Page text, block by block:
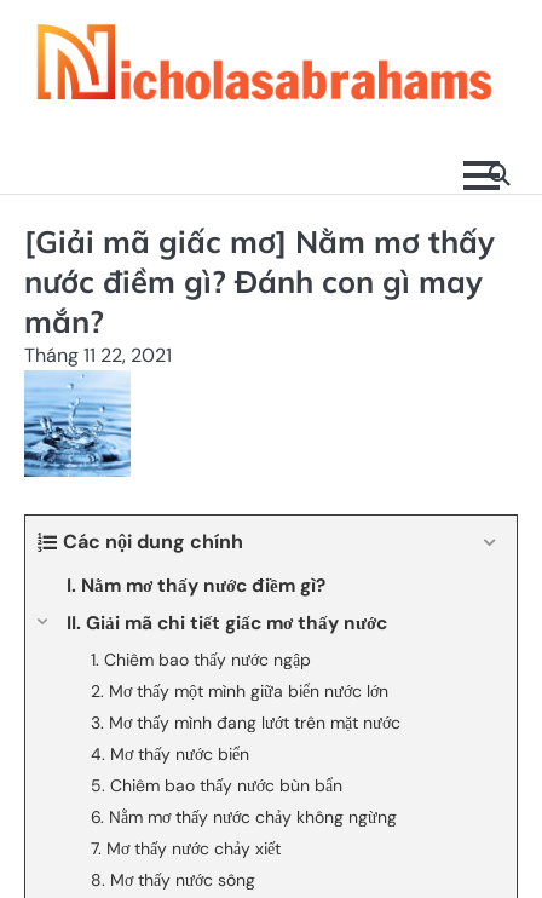
content
[Giải mã giấc mơ] Nằm mơ thấy
nước điềm gì? Đánh con gì may
mắn?
Tháng 11 22, 2021
Các nội dung chính
I. Nằm mơ thấy nước điềm gì?
II. Giải mã chi tiết giấc mơ thấy nước
1. Chiêm bao thấy nước ngập
2. Mơ thấy một mình giữa biển nước lớn
3. Mơ thấy mình đang lướt trên mặt nước
4. Mơ thấy nước biển
5. Chiêm bao thấy nước bùn bẩn
6. Nằm mơ thấy nước chảy không ngừng
7. Mơ thấy nước chảy xiết
8. Mơ thấy nước sông